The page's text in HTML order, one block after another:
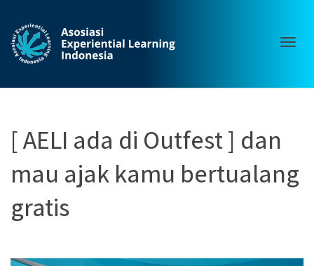
[ AELI ada di Outfest ] dan
mau ajak kamu bertualang
gratis